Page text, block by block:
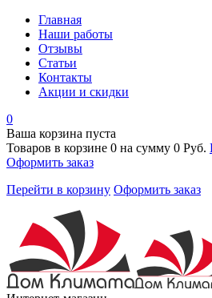
Главная
Наши работы
Отзывы
Статьи
Контакты
Акции и скидки
0
Ваша корзина пуста
Товаров в корзине 0 на сумму 0 Руб.
Оформить заказ
Перейти в корзину Оформить заказ